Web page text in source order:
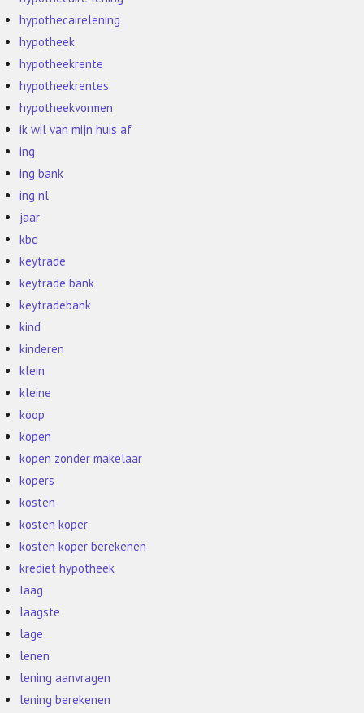
hypothecairelening
hypotheek
hypotheekrente
hypotheekrentes
hypotheekvormen
ik wil van mijn huis af
ing
ing bank
ing nl
jaar
kbc
keytrade
keytrade bank
keytradebank
kind
kinderen
klein
kleine
koop
kopen
kopen zonder makelaar
kopers
kosten
kosten koper
kosten koper berekenen
krediet hypotheek
laag
laagste
lage
lenen
lening aanvragen
lening berekenen